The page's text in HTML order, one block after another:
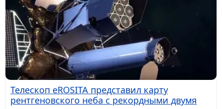
Телескоп eROSITA представил карту
рентгеновского неба с рекордными двумя